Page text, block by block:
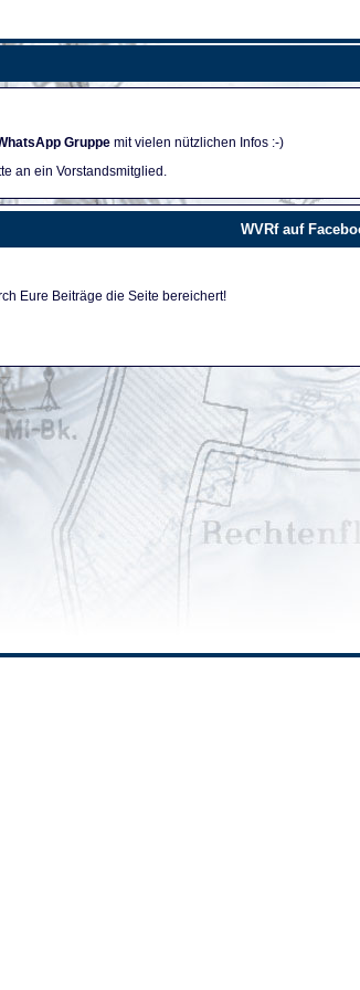
Gruppe mit vielen nützlichen Infos :-)
an ein Vorstandsmitglied.
WVRf auf
Eure Beiträge die Seite bereichert!